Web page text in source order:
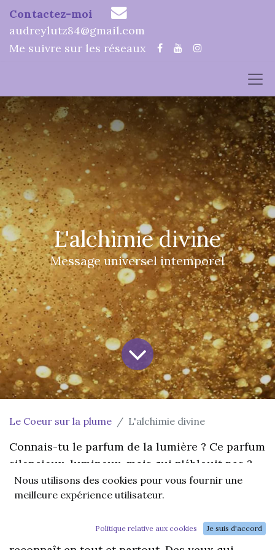
Contactez-moi
audreylutz84@gmail.com
Me suivre sur les réseaux
L'alchimie divine
Message universel intemporel
Le Coeur sur la plume L'alchimie divine
Connais-tu le parfum de la lumière ? Ce parfum
silencieux, lumineux, mais qui n'éblouit pas ?
Ce parfum qui dévoile un chant harmonieux,
celui de ton âme.
C'est le chant amoureux d'une lumière qui se
Nous utilisons des cookies pour vous fournir une
meilleure expérience utilisateur.
Politique relative aux cookies Je suis d'accord